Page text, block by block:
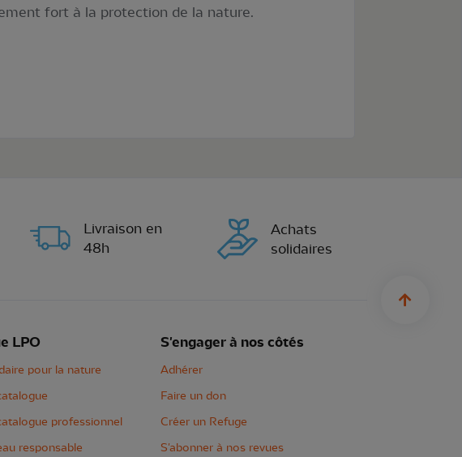
fort à la protection de la nature.
Livraison en
48h
Achats
solidaires
LPO
pour la nature
professionnel
responsable
S'engager à nos côtés
Adhérer
Faire un don
Créer un Refuge
S'abonner à nos revues